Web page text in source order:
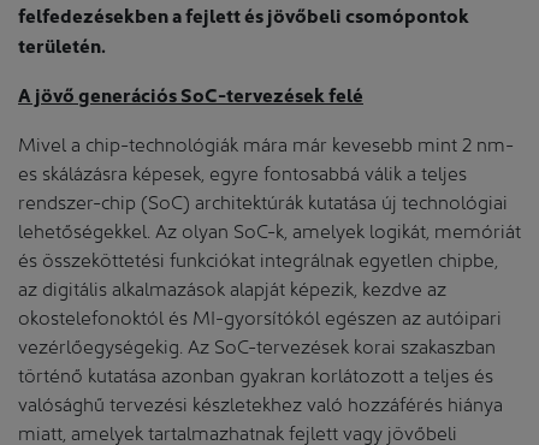
felfedezésekben a fejlett és jövőbeli csomópontok
területén.
A jövő generációs SoC-tervezések felé
Mivel a chip-technológiák mára már kevesebb mint 2 nm-
es skálázásra képesek, egyre fontosabbá válik a teljes
rendszer-chip (SoC) architektúrák kutatása új technológiai
lehetőségekkel. Az olyan SoC-k, amelyek logikát, memóriát
és összeköttetési funkciókat integrálnak egyetlen chipbe,
az digitális alkalmazások alapját képezik, kezdve az
okostelefonoktól és MI-gyorsítókól egészen az autóipari
vezérlőegységekig. Az SoC-tervezések korai szakaszban
történő kutatása azonban gyakran korlátozott a teljes és
valósághű tervezési készletekhez való hozzáférés hiánya
miatt, amelyek tartalmazhatnak fejlett vagy jövőbeli